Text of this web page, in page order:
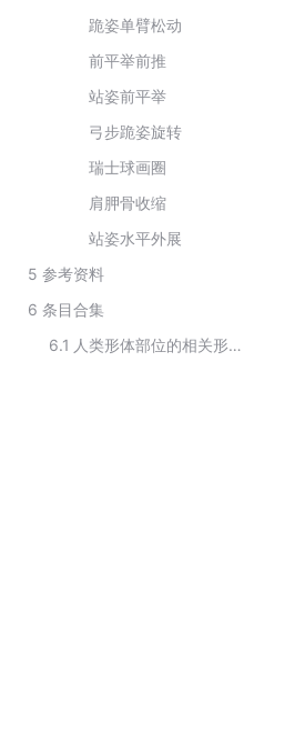
跪姿单臂松动
前平举前推
站姿前平举
弓步跪姿旋转
瑞士球画圈
肩胛骨收缩
站姿水平外展
5 参考资料
6 条目合集
6.1
人类形体部位的相关形容词